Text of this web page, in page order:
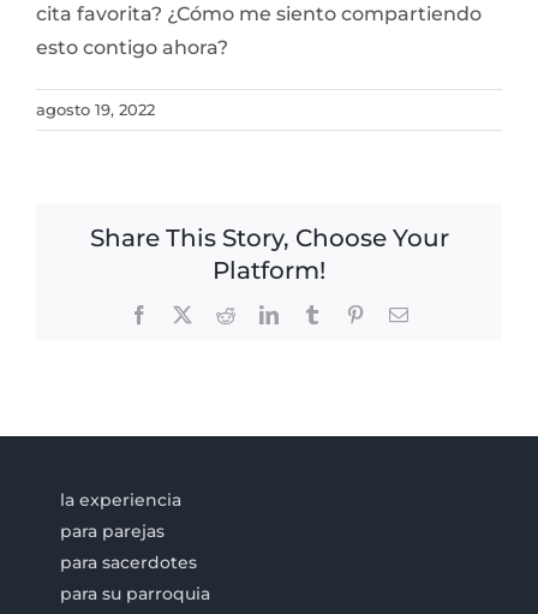
cita favorita? ¿Cómo me siento compartiendo
esto contigo ahora?
agosto 19, 2022
Share This Story, Choose Your
Platform!
Facebook RedditLinkedInTumblr PinterestEmail
la experiencia
para parejas
para sacerdotes
para su parroquia